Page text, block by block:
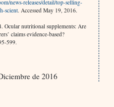
news-releases/detail/top-selling-
scient. Accessed May 19, 2016.
Ocular nutritional supplements: Are
claims evidence-based?
599.
de 2016